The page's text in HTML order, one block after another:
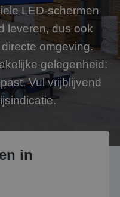
LED-schermen
leveren, dus ook
omgeving.
gelegenheid:
Vul vrijblijvend
in